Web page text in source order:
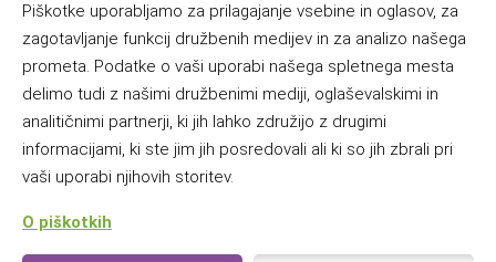
Piškotke uporabljamo za prilagajanje vsebine in oglasov, za
zagotavljanje funkcij družbenih medijev in za analizo našega
prometa. Podatke o vaši uporabi našega spletnega mesta
delimo tudi z našimi družbenimi mediji, oglaševalskimi in
analitičnimi partnerji, ki jih lahko združijo z drugimi
informacijami, ki ste jim jih posredovali ali ki so jih zbrali pri
vaši uporabi njihovih storitev.
O piškotkih